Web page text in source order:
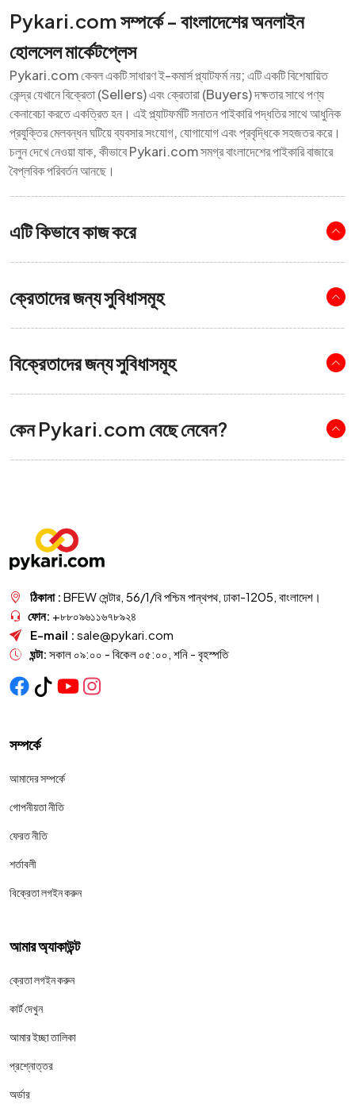
Pykari.com সম্পর্কে - বাংলাদেশের অনলাইন
হোলসেল মার্কেটপ্লেস
Pykari.com কেবল একটি সাধারণ ই-কমার্স প্ল্যাটফর্ম নয়; এটি একটি বিশেষায়িত
কেন্দ্র যেখানে বিক্রেতা (Sellers) এবং ক্রেতারা (Buyers) দক্ষতার সাথে পণ্য
কেনাবেচা করতে একত্রিত হন। এই প্ল্যাটফর্মটি সনাতন পাইকারি পদ্ধতির সাথে আধুনিক
প্রযুক্তির মেলবন্ধন ঘটিয়ে ব্যবসার সংযোগ, যোগাযোগ এবং প্রবৃদ্ধিকে সহজতর করে।
চলুন দেখে নেওয়া যাক, কীভাবে Pykari.com সমগ্র বাংলাদেশের পাইকারি বাজারে
বৈপ্লবিক পরিবর্তন আনছে।
এটি কিভাবে কাজ করে
ক্রেতাদের জন্য সুবিধাসমূহ
বিক্রেতাদের জন্য সুবিধাসমূহ
কেন Pykari.com বেছে নেবেন?
ঠিকানা : BFEW সেন্টার, 56/1/বি পশ্চিম পান্থপথ, ঢাকা-1205, বাংলাদেশ।
ফোন: +৮৮০৯৬১১৬৭৮৯২৪
E-mail : sale@pykari.com
ঘন্টা: সকাল ০৯:০০ - বিকেল ০৫:০০, শনি - বৃহস্পতি
সম্পর্কে
আমাদের সম্পর্কে
গোপনীয়তা নীতি
ফেরত নীতি
শর্তাবলী
বিক্রেতা লগইন করুন
আমার অ্যাকাউন্ট
ক্রেতা লগইন করুন
কার্ট দেখুন
আমার ইচ্ছা তালিকা
প্রশ্নোত্তর
অর্ডার